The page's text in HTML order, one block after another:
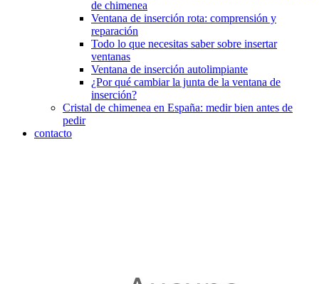
de chimenea
Ventana de inserción rota: comprensión y
reparación
Todo lo que necesitas saber sobre insertar
ventanas
Ventana de inserción autolimpiante
¿Por qué cambiar la junta de la ventana de
inserción?
Cristal de chimenea en España: medir bien antes de
pedir
contacto